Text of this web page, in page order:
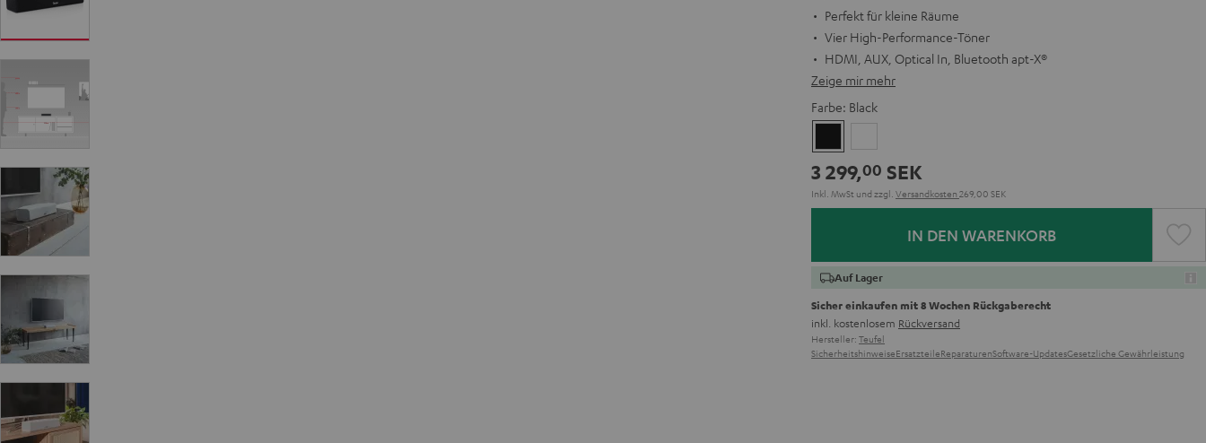
Perfekt für kleine Räume
Vier High-Performance-Töner
HDMI, AUX, Optical In, Bluetooth apt-X®
Zeige mir mehr
Farbe: Black
3 299,00 SEK
Inkl. MwSt und zzgl. Versandkosten 269,00 SEK
IN DEN WARENKORB
Auf Lager
Sicher einkaufen mit 8 Wochen Rückgaberecht
inkl. kostenlosem Rückversand
Hersteller: Teufel
SicherheitshinweiseErsatzteileReparaturenSoftware-UpdatesGesetzliche Gewährleistung